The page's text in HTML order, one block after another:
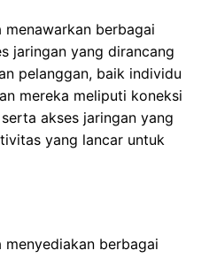
menawarkan berbagai
jaringan yang dirancang
pelanggan, baik individu
mereka meliputi koneksi
akses jaringan yang
yang lancar untuk
menyediakan berbagai